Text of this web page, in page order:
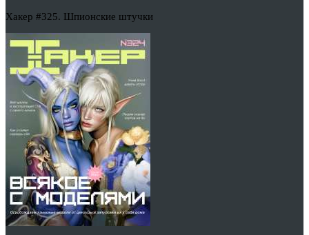
Хакер #325. Шпионские штучки